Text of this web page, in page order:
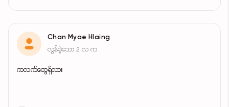
Chan Myae Hlaing
လွန်ခဲ့သော 2 လ က
ကလက်တွေရှ်လား